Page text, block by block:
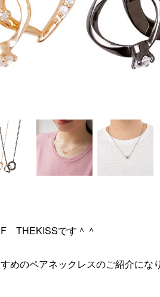
THEKISSです＾＾
めのペアネックレスのご紹介にな